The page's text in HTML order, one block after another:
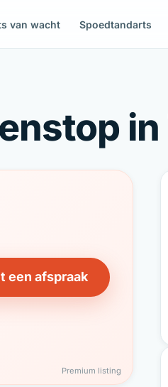
van wacht Spoedtandarts
een afspraak
Premium listing